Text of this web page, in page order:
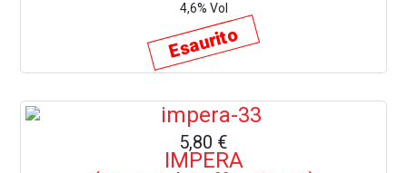
4,6% Vol
Esaurito
5,80 €
IMPERA